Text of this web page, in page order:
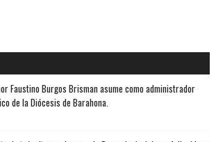
Faustino Burgos Brisman asume como administrador
de la Diócesis de Barahona.